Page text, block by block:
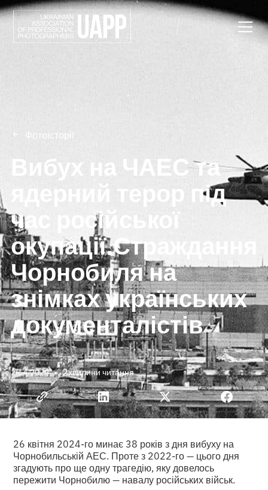
Фотоісторії
Вибух на ЧАЕС та
ядерний терор під
час російської
окупації.Страждання
Чорнобиля на
знімках українських
документалістів
26.4.2024 • 2хвилини читання
26 квітня 2024-го минає 38 років з дня вибуху на
Чорнобильській АЕС. Проте з 2022-го— цього дня
згадують про ще одну трагедію, яку довелось
пережити Чорнобилю— навалу російських військ.